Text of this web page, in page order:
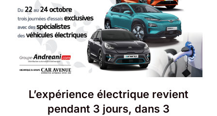
L’expérience électrique revient
pendant 3 jours, dans 3